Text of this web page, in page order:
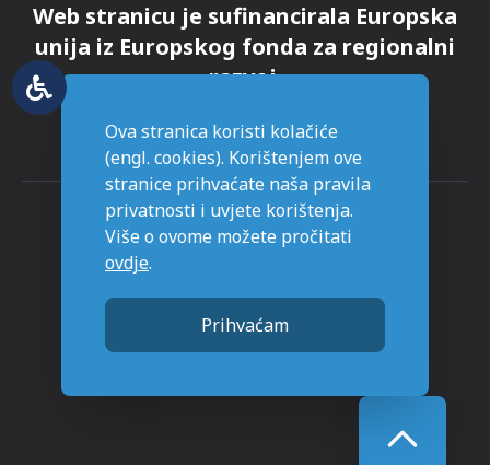
Web stranicu je sufinancirala Europska
unija iz Europskog fonda za regionalni
razvoj.
Stranice napravljene sa
Ova stranica koristi kolačiće
(engl. cookies). Korištenjem ove
stranice prihvaćate naša pravila
privatnosti i uvjete korištenja.
Više o ovome možete pročitati
ovdje.
Prihvaćam